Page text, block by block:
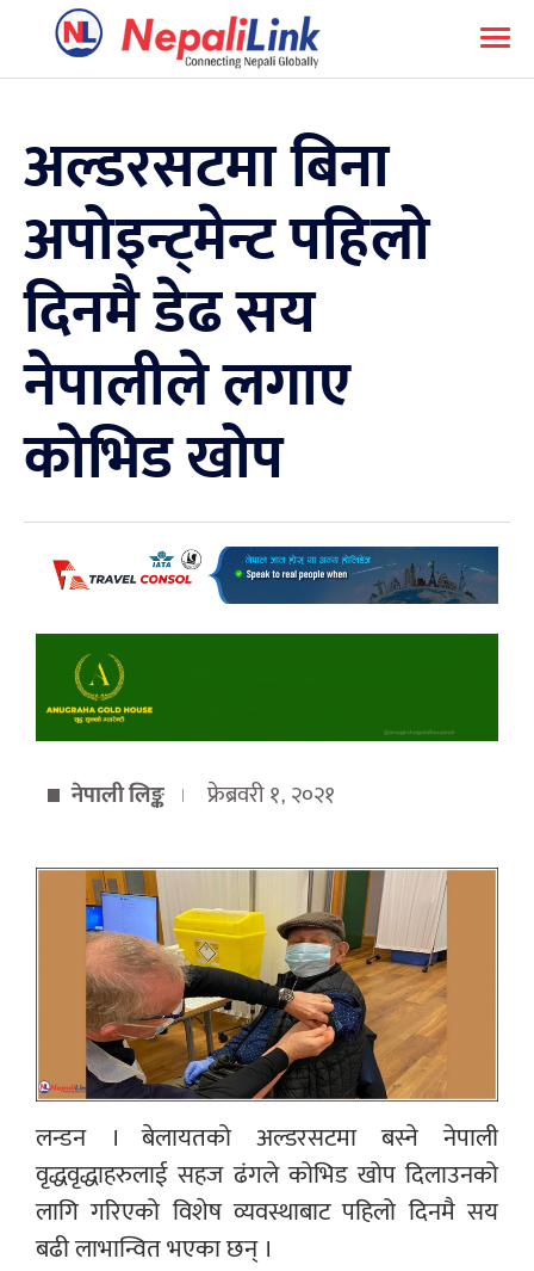
अल्डरसटमा बिना
अपोइन्ट्मेन्ट पहिलो
दिनमै डेढ सय
नेपालीले लगाए
कोभिड खोप
नेपाली लिङ्क फ्रेब्रवरी १, २०२१
लन्डन । बेलायतको अल्डरसटमा बस्ने नेपाली
वृद्धवृद्धाहरुलाई सहज ढंगले कोभिड खोप दिलाउनको
लागि गरिएको विशेष व्यवस्थाबाट पहिलो दिनमै सय
बढी लाभान्वित भएका छन् ।